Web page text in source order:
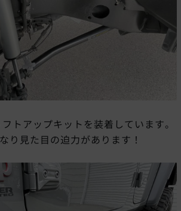
トアップキットを装着しています。
り見た目の迫力があります！